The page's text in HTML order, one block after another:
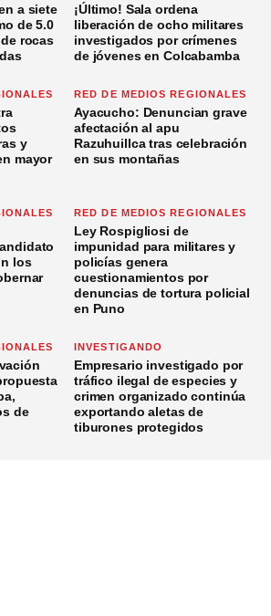
a siete
de 5.0
rocas
¡Último! Sala ordena
liberación de ocho militares
investigados por crímenes
de jóvenes en Colcabamba
y
mayor
RED DE MEDIOS REGIONALES
Ayacucho: Denuncian grave
afectación al apu
Razuhuillca tras celebración
en sus montañas
los
RED DE MEDIOS REGIONALES
Ley Rospigliosi de
impunidad para militares y
policías genera
cuestionamientos por
denuncias de tortura policial
en Puno
de
INVESTIGANDO
Empresario investigado por
tráfico ilegal de especies y
crimen organizado continúa
exportando aletas de
tiburones protegidos